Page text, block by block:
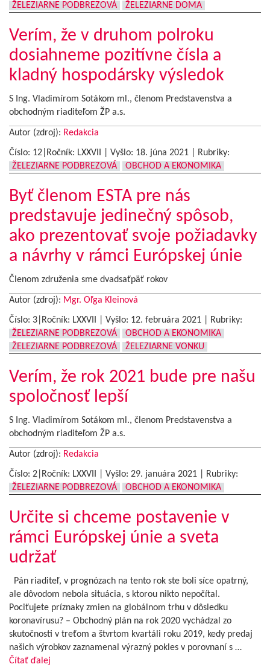
ŽELEZIARNE PODBREZOVÁ
ŽELEZIARNE DOMA
Verím, že v druhom polroku
dosiahneme pozitívne čísla a
kladný hospodársky výsledok
S Ing. Vladimírom Sotákom ml., členom Predstavenstva a
obchodným riaditeľom ŽP a.s.
Autor (zdroj): Redakcia
Číslo: 12|Ročník: LXXVII | Vyšlo: 18. júna 2021
Rubriky:
ŽELEZIARNE PODBREZOVÁ
OBCHOD A EKONOMIKA
Byť členom ESTA pre nás
predstavuje jedinečný spôsob,
ako prezentovať svoje požiadavky
a návrhy v rámci Európskej únie
Členom združenia sme dvadsaťpäť rokov
Autor (zdroj): Mgr. Oľga Kleinová
Číslo: 3|Ročník: LXXVII | Vyšlo: 12. februára 2021
Rubriky:
ŽELEZIARNE PODBREZOVÁ
OBCHOD A EKONOMIKA
ŽELEZIARNE PODBREZOVÁ
ŽELEZIARNE VONKU
Verím, že rok 2021 bude pre našu
spoločnosť lepší
S Ing. Vladimírom Sotákom ml., členom Predstavenstva a
obchodným riaditeľom ŽP a.s.
Autor (zdroj): Redakcia
Číslo: 2|Ročník: LXXVII | Vyšlo: 29. januára 2021
Rubriky:
ŽELEZIARNE PODBREZOVÁ
OBCHOD A EKONOMIKA
Určite si chceme postavenie v
rámci Európskej únie a sveta
udržať
Pán riaditeľ, v prognózach na tento rok ste boli síce opatrný,
ale dôvodom nebola situácia, s ktorou nikto nepočítal.
Pociťujete príznaky zmien na globálnom trhu v dôsledku
koronavírusu? – Obchodný plán na rok 2020 vychádzal zo
skutočnosti v treťom a štvrtom kvartáli roku 2019, kedy predaj
našich výrobkov zaznamenal výrazný pokles v porovnaní s …
Čítať ďalej